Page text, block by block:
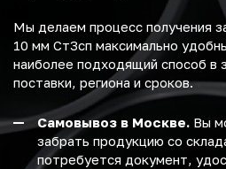
Мы делаем процесс получения
10 мм Ст3сп максимально
наиболее подходящий способ в
поставки, региона и сроков.
Самовывоз в Москве. Вы
забрать продукцию со
потребуется документ,